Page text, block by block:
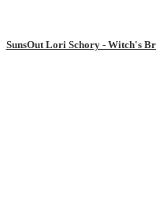
SunsOut Lori Schory - Witch's